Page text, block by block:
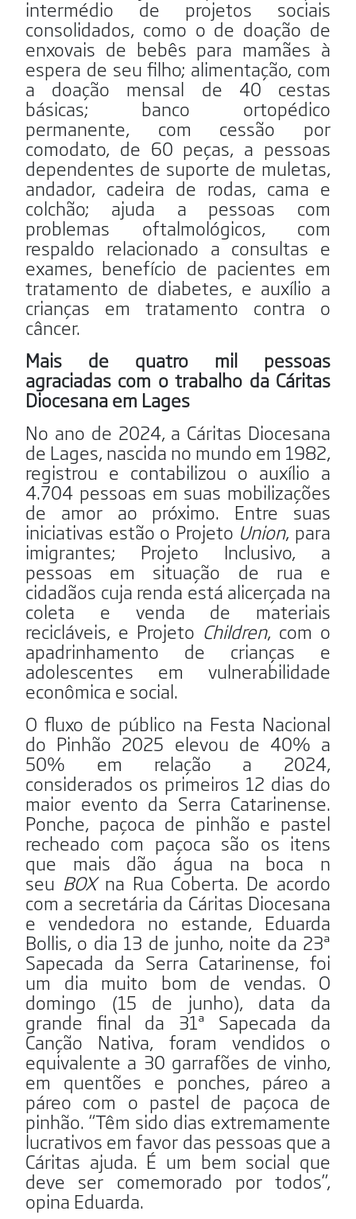
intermédio de projetos sociais
consolidados, como o de doação de
enxovais de bebês para mamães à
espera de seu filho; alimentação, com
a doação mensal de 40 cestas
básicas; banco ortopédico
permanente, com cessão por
comodato, de 60 peças, a pessoas
dependentes de suporte de muletas,
andador, cadeira de rodas, cama e
colchão; ajuda a pessoas com
problemas oftalmológicos, com
respaldo relacionado a consultas e
exames, benefício de pacientes em
tratamento de diabetes, e auxílio a
crianças em tratamento contra o
câncer.
Mais de quatro mil pessoas
agraciadas com o trabalho da Cáritas
Diocesana em Lages
No ano de 2024, a Cáritas Diocesana
de Lages, nascida no mundo em 1982,
registrou e contabilizou o auxílio a
4.704 pessoas em suas mobilizações
de amor ao próximo. Entre suas
iniciativas estão o Projeto Union, para
imigrantes; Projeto Inclusivo, a
pessoas em situação de rua e
cidadãos cuja renda está alicerçada na
coleta e venda de materiais
recicláveis, e Projeto Children, com o
apadrinhamento de crianças e
adolescentes em vulnerabilidade
econômica e social.
O fluxo de público na Festa Nacional
do Pinhão 2025 elevou de 40% a
50% em relação a 2024,
considerados os primeiros 12 dias do
maior evento da Serra Catarinense.
Ponche, paçoca de pinhão e pastel
recheado com paçoca são os itens
que mais dão água na boca n
seu BOXna Rua Coberta. De acordo
com a secretária da Cáritas Diocesana
e vendedora no estande, Eduarda
Bollis, o dia 13 de junho, noite da 23ª
Sapecada da Serra Catarinense, foi
um dia muito bom de vendas. O
domingo (15 de junho), data da
grande final da 31ª Sapecada da
Canção Nativa, foram vendidos o
equivalente a 30 garrafões de vinho,
em quentões e ponches, páreo a
páreo com o pastel de paçoca de
pinhão. “Têm sido dias extremamente
lucrativos em favor das pessoas que a
Cáritas ajuda. É um bem social que
deve ser comemorado por todos”,
opina Eduarda.